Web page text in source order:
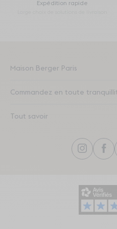
Expédition rapide
Maison Berger Paris
Commandez en toute
Tout savoir